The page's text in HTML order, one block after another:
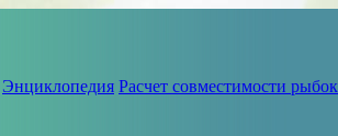
Энциклопедия Расчет совместимости рыбок